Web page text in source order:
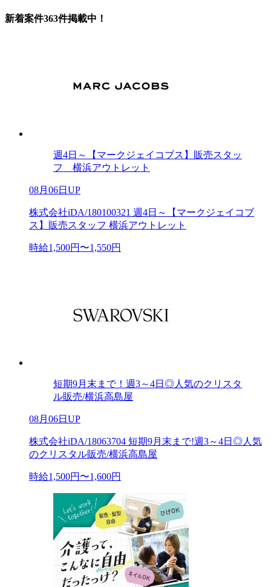
新着案件363件掲載中！
週4日～【マークジェイコブス】販売スタッ
フ 横浜アウトレット
08月06日UP
株式会社iDA/180100321 週4日～【マークジェイコブ
ス】販売スタッフ 横浜アウトレット
時給1,500円〜1,550円
短期9月末まで！週3～4日◎人気のクリスタ
ル販売/横浜高島屋
08月06日UP
株式会社iDA/18063704 短期9月末まで!週3～4日◎人気
のクリスタル販売/横浜高島屋
時給1,500円〜1,600円